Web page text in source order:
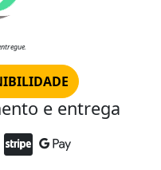
e entrega